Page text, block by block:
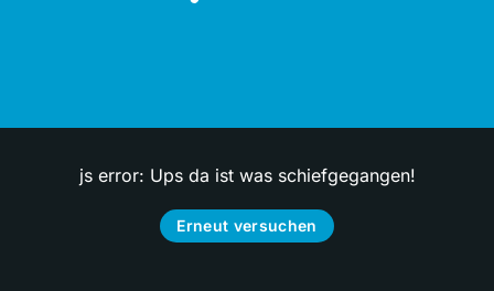
js error: Ups da ist was schiefgegangen!
Erneut versuchen